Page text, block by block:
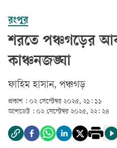
রংপুর
শরতে পঞ্চগড়ের
কাঞ্চনজঙ্ঘা
ফাহিম হাসান, পঞ্চগড়
প্রকাশ : ০২ সেপ্টেম্বর ২০২৫, ২১: ১১
আপডেট : ০২ সেপ্টেম্বর ২০২৫, ২২: ২৪